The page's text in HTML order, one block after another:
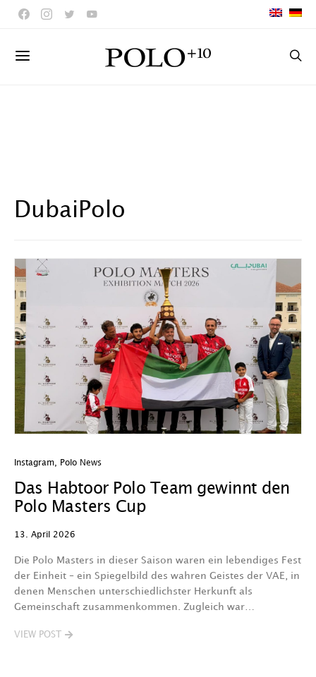
DubaiPolo
Instagram Polo News
Das Habtoor Polo Team gewinnt den
Polo Masters Cup
13. April 2026
Die Polo Masters in dieser Saison waren ein lebendiges Fest
der Einheit – ein Spiegelbild des wahren Geistes der VAE, in
denen Menschen unterschiedlichster Herkunft als
Gemeinschaft zusammenkommen. Zugleich war…
VIEW POST